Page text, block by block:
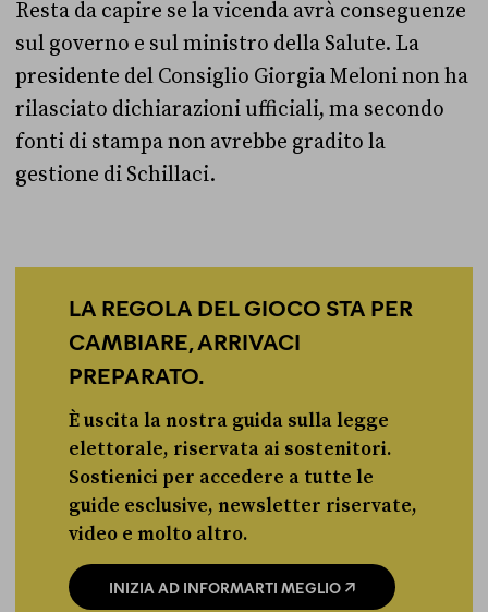
Resta da capire se la vicenda avrà conseguenze
sul governo e sul ministro della Salute. La
presidente del Consiglio Giorgia Meloni non ha
rilasciato dichiarazioni ufficiali, ma secondo
fonti di stampa non avrebbe gradito la
gestione di Schillaci.
LA REGOLA DEL GIOCO STA PER
CAMBIARE, ARRIVACI
PREPARATO.
È uscita la nostra guida sulla legge
elettorale, riservata ai sostenitori.
Sostienici per accedere a tutte le
guide esclusive, newsletter riservate,
video e molto altro.
INIZIA AD INFORMARTI MEGLIO